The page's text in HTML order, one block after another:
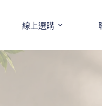
線上選購